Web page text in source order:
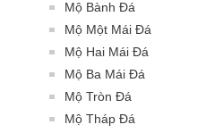
Mộ Bành Đá
Mộ Một Mái Đá
Mộ Hai Mái Đá
Mộ Ba Mái Đá
Mộ Tròn Đá
Mộ Tháp Đá